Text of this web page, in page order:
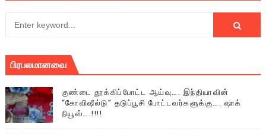
பிரபலமானவை
குண்டை தூக்கிப்போட்ட ஆய்வு…. இந்தியாவின்
“கோவிஷீல்டு” தடுப்பூசி போட்டவர்களுக்கு…. ஷாக்
நியூஸ்….!!!!